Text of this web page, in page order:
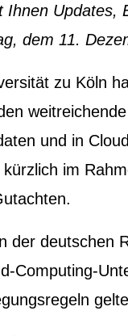
Ihnen Updates,
dem 11.
zu Köln
und in
im
der deutschen
Computing-